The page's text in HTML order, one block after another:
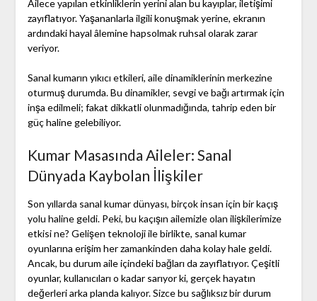
Ailece yapılan etkinliklerin yerini alan bu kayıplar, iletişimi
zayıflatıyor. Yaşananlarla ilgili konuşmak yerine, ekranın
ardındaki hayal âlemine hapsolmak ruhsal olarak zarar
veriyor.
Sanal kumarın yıkıcı etkileri, aile dinamiklerinin merkezine
oturmuş durumda. Bu dinamikler, sevgi ve bağı artırmak için
inşa edilmeli; fakat dikkatli olunmadığında, tahrip eden bir
güç haline gelebiliyor.
Kumar Masasında Aileler: Sanal
Dünyada Kaybolan İlişkiler
Son yıllarda sanal kumar dünyası, birçok insan için bir kaçış
yolu haline geldi. Peki, bu kaçışın ailemizle olan ilişkilerimize
etkisi ne? Gelişen teknoloji ile birlikte, sanal kumar
oyunlarına erişim her zamankinden daha kolay hale geldi.
Ancak, bu durum aile içindeki bağları da zayıflatıyor. Çeşitli
oyunlar, kullanıcıları o kadar sarıyor ki, gerçek hayatın
değerleri arka planda kalıyor. Sizce bu sağlıksız bir durum